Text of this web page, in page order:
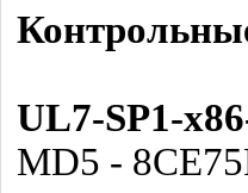
UL7-SP1-
MD5 -